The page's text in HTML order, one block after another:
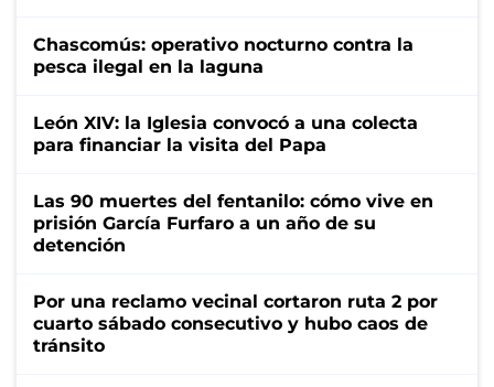
Chascomús: operativo nocturno contra la
pesca ilegal en la laguna
León XIV: la Iglesia convocó a una colecta
para financiar la visita del Papa
Las 90 muertes del fentanilo: cómo vive en
prisión García Furfaro a un año de su
detención
Por una reclamo vecinal cortaron ruta 2 por
cuarto sábado consecutivo y hubo caos de
tránsito